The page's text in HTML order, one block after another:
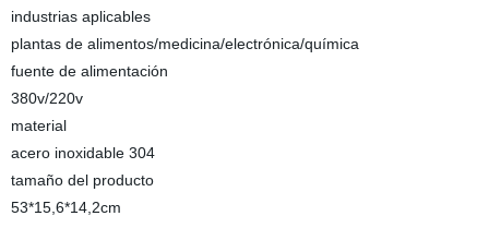
industrias aplicables
plantas de alimentos/medicina/electrónica/química
fuente de alimentación
380v/220v
material
acero inoxidable 304
tamaño del producto
53*15,6*14,2cm